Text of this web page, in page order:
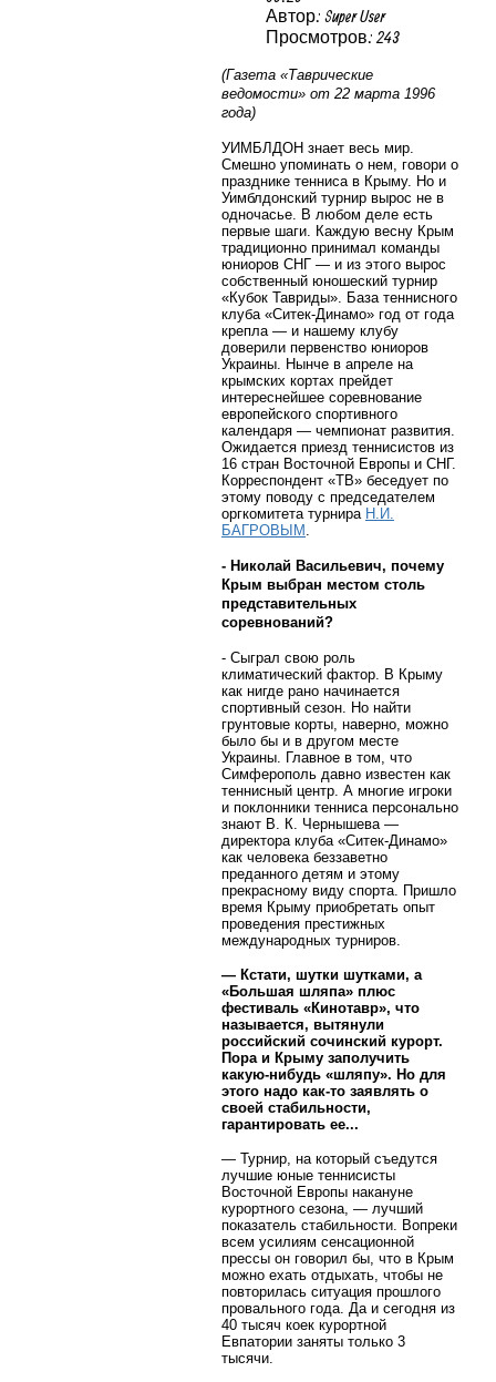
Автор: Super User
Просмотров: 243
(Газета «Таврические
ведомости» от 22 марта 1996
года)
УИМБЛДОН знает весь мир.
Смешно упоминать о нем, говори о
празднике тенниса в Крыму. Но и
Уимблдонский турнир вырос не в
одночасье. В любом деле есть
первые шаги. Каждую весну Крым
традиционно принимал команды
юниоров СНГ — и из этого вырос
собственный юношеский турнир
«Кубок Тавриды». База теннисного
клуба «Ситек-Динамо» год от года
крепла — и нашему клубу
доверили первенство юниоров
Украины. Нынче в апреле на
крымских кортах прейдет
интереснейшее соревнование
европейского спортивного
календаря — чемпионат развития.
Ожидается приезд теннисистов из
16 стран Восточной Европы и СНГ.
Корреспондент «ТВ» беседует по
этому поводу с председателем
оргкомитета турнира Н.И.
БАГРОВЫМ
- Николай Васильевич, почему
Крым выбран местом столь
представительных
соревнований?
- Сыграл свою роль
климатический фактор. В Крыму
как нигде рано начинается
спортивный сезон. Но найти
грунтовые корты, наверно, можно
было бы и в другом месте
Украины. Главное в том, что
Симферополь давно известен как
теннисный центр. А многие игроки
и поклонники тенниса персонально
знают В. К. Чернышева —
директора клуба «Ситек-Динамо»
как человека беззаветно
преданного детям и этому
прекрасному виду спорта. Пришло
время Крыму приобретать опыт
проведения престижных
международных турниров.
— Кстати, шутки шутками, а
«Большая шляпа» плюс
фестиваль «Кинотавр», что
называется, вытянули
российский сочинский курорт.
Пора и Крыму заполучить
какую-нибудь «шляпу». Но для
этого надо как-то заявлять о
своей стабильности,
гарантировать ее...
— Турнир, на который съедутся
лучшие юные теннисисты
Восточной Европы накануне
курортного сезона, — лучший
показатель стабильности. Вопреки
всем усилиям сенсационной
прессы он говорил бы, что в Крым
можно ехать отдыхать, чтобы не
повторилась ситуация прошлого
провального года. Да и сегодня из
40 тысяч коек курортной
Евпатории заняты только 3
тысячи.